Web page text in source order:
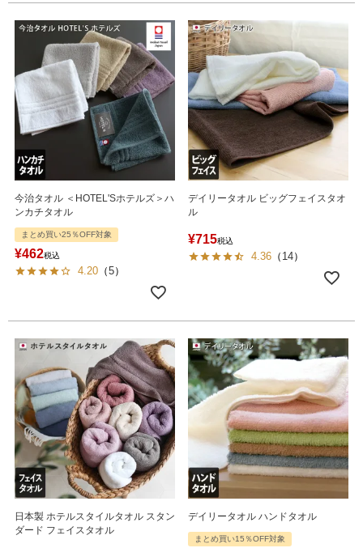
今治タオル ＜HOTEL'Sホテルズ＞ハ
ンカチタオル
まとめ買い25％OFF対象
¥462税込
4.20 （5）
デイリータオル ビッグフェイスタオ
ル
¥715税込
4.36 （ 14）
日本製 ホテルスタイルタオル スタン
ダード フェイスタオル
デイリータオル ハンドタオル
まとめ買い15％OFF対象